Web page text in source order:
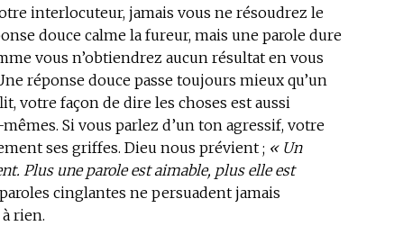
interlocuteur, jamais vous ne résoudrez le
douce calme la fureur, mais une parole dure
vous n’obtiendrez aucun résultat en vous
réponse douce passe toujours mieux qu’un
votre façon de dire les choses est aussi
Si vous parlez d’un ton agressif, votre
ses griffes. Dieu nous prévient ; « Un
Plus une parole est aimable, plus elle est
paroles cinglantes ne persuadent jamais
rien.